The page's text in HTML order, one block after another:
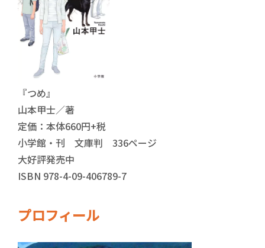
『つめ』
山本甲士／著
定価：本体660円+税
小学館・刊 文庫判 336ページ
大好評発売中
ISBN 978-4-09-406789-7
プロフィール